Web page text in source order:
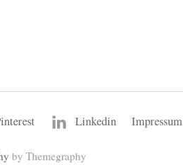
Linkedin Impressum
by Themegraphy